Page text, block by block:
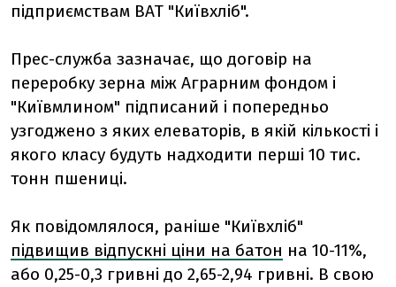
підприємствам ВАТ "Київхліб".
Прес-служба зазначає, що договір на
переробку зерна між Аграрним фондом і
"Київмлином" підписаний і попередньо
узгоджено з яких елеваторів, в якій кількості і
якого класу будуть надходити перші 10 тис.
тонн пшениці.
Як повідомлялося, раніше "Київхліб"
підвищив відпускні ціни на батон на 10-11%,
або 0,25-0,3 гривні до 2,65-2,94 гривні. В свою